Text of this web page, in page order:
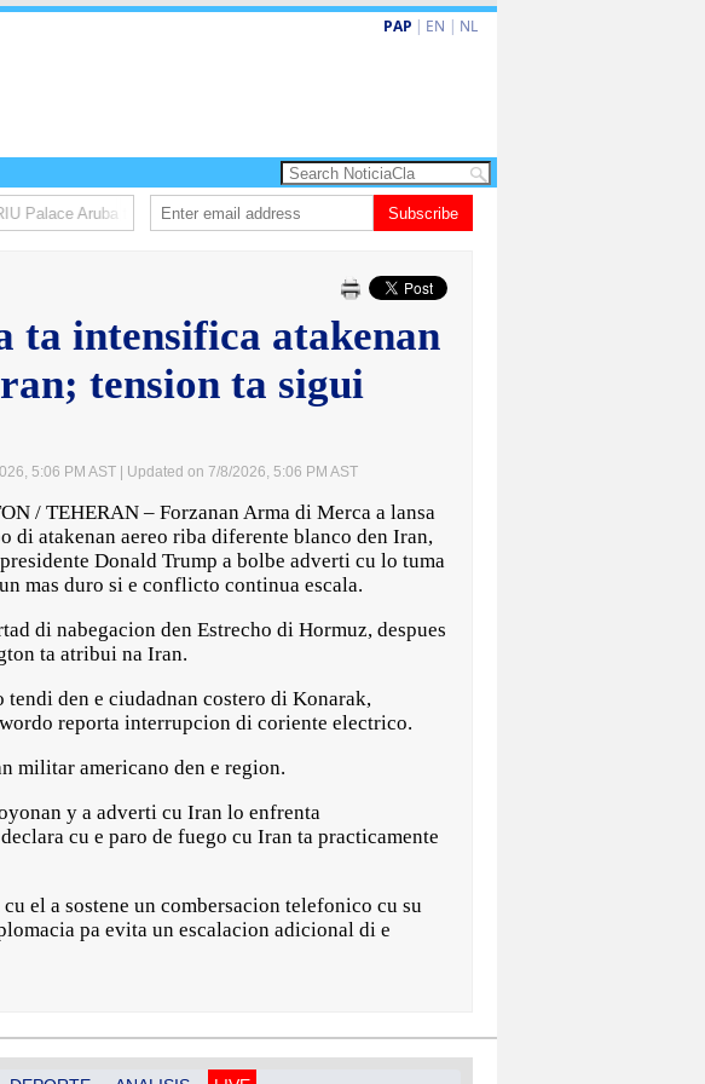
PAP | EN | NL
Palace Aruba ta eleva turismo premium cu renobacion di US$106 miyon
Subscribe
ta intensifica atakenan
tension ta sigui
5:06 PM AST | Updated on 7/8/2026, 5:06 PM AST
/ TEHERAN – Forzanan Arma di Merca a lansa
di atakenan aereo riba diferente blanco den Iran,
Donald Trump a bolbe adverti cu lo tuma
mas duro si e conflicto continua escala.
di nabegacion den Estrecho di Hormuz, despues
ta atribui na Iran.
den e ciudadnan costero di Konarak,
reporta interrupcion di coriente electrico.
militar americano den e region.
y a adverti cu Iran lo enfrenta
cu e paro de fuego cu Iran ta practicamente
el a sostene un combersacion telefonico cu su
pa evita un escalacion adicional di e